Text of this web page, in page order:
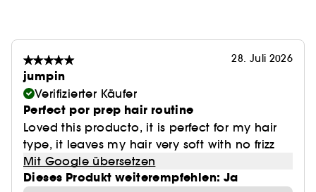
28. Juli 2026
jumpin
Verifizierter Käufer
Perfect por prep hair routine
Loved this producto, it is perfect for my hair
type, it leaves my hair very soft with no frizz
Mit Google übersetzen
Dieses Produkt weiterempfehlen: Ja